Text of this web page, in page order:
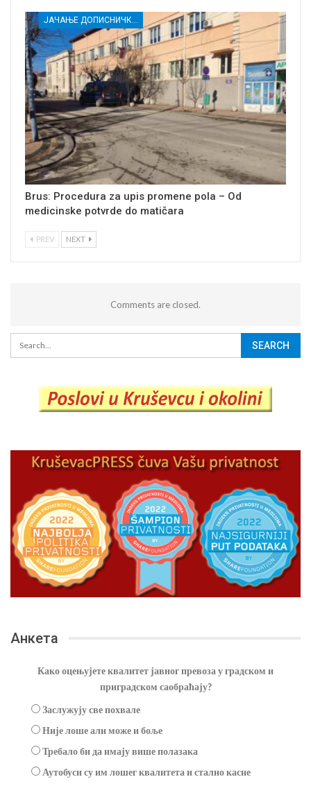
ЈАЧАЊЕ ДОПИСНИЧКЕ МРЕЖЕ НЕЗАВИСНИХ МЕДИЈА У РАСИНСКОМ ОКРУГУ
Brus: Procedura za upis promene pola – Od
medicinske potvrde do matičara
PREV NEXT
Comments are closed.
Анкета
Како оцењујете квалитет јавног превоза у градском и
приградском саобраћају?
Заслужују све похвале
Није лоше али може и боље
Требало би да имају више полазака
Аутобуси су им лошег квалитета и стално касне